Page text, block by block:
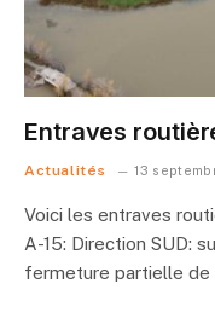
Entraves
Actualités 13
Voici les entraves
A-15: Direction SUD:
fermeture partielle de